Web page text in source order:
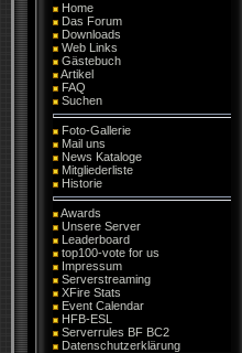
Home
Das Forum
Downloads
Web Links
Gästebuch
Artikel
FAQ
Suchen
Foto-Gallerie
Mail uns
News Kataloge
Mitgliederliste
Historie
Awards
Unsere Server
Leaderboard
top100-vote for us
Impressum
Serverstreaming
XFire Stats
Event Calendar
HFB-ESL
Serverrules BF BC2
Datenschutzerklärung